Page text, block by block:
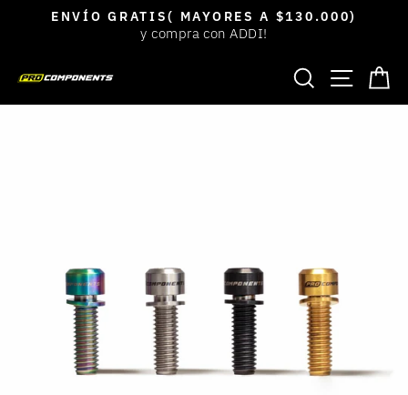
contenido
diapositivas
ENVÍO GRATIS( MAYORES A $130.000)
y compra con ADDI!
BUSCAR